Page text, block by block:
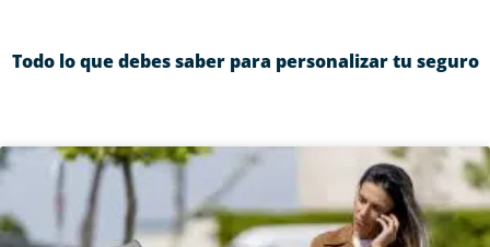
Todo lo que debes saber para personalizar tu seguro